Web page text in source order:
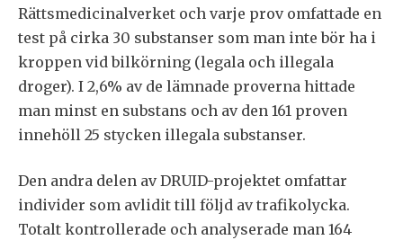
Rättsmedicinalverket och varje prov omfattade en
test på cirka 30 substanser som man inte bör ha i
kroppen vid bilkörning (legala och illegala
droger). I 2,6% av de lämnade proverna hittade
man minst en substans och av den 161 proven
innehöll 25 stycken illegala substanser.
Den andra delen av DRUID-projektet omfattar
individer som avlidit till följd av trafikolycka.
Totalt kontrollerade och analyserade man 164